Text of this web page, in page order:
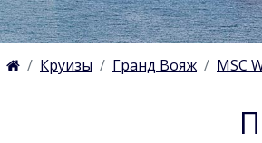
Круизы Гранд Вояж MSC